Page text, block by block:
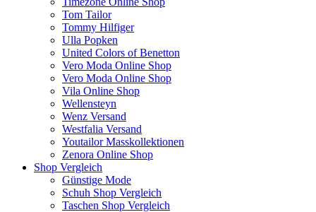
Tom Tailor
Tommy Hilfiger
Ulla Popken
United Colors of Benetton
Vero Moda Online Shop
Vero Moda Online Shop
Vila Online Shop
Wellensteyn
Wenz Versand
Westfalia Versand
Youtailor Masskollektionen
Zenora Online Shop
Shop Vergleich
Günstige Mode
Schuh Shop Vergleich
Taschen Shop Vergleich